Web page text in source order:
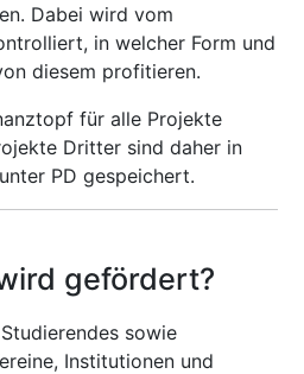
Dabei wird vom
in welcher Form und
diesem profitieren.
für alle Projekte
Dritter sind daher in
unter PD gespeichert.
gefördert?
sowie
Institutionen und